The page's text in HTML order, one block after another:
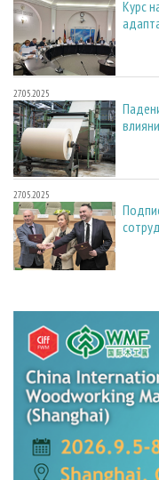
Курс
27.05.2025
27.05.2025